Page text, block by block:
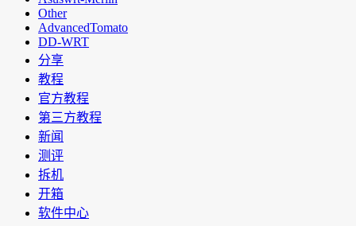
Other
AdvancedTomato
DD-WRT
分享
教程
官方教程
第三方教程
新闻
测评
拆机
开箱
软件中心